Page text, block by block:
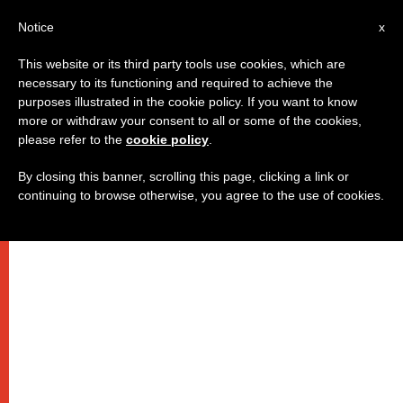
كلمة البابا حول وسائل الإعلام
والإنترنت
x
Notice
This website or its third party tools use cookies, which are
necessary to its functioning and required to achieve the
purposes illustrated in the cookie policy. If you want to know
more or withdraw your consent to all or some of the cookies,
please refer to the cookie policy
By closing this banner, scrolling this page, clicking a link or
continuing to browse otherwise, you agree to the use of cookies.